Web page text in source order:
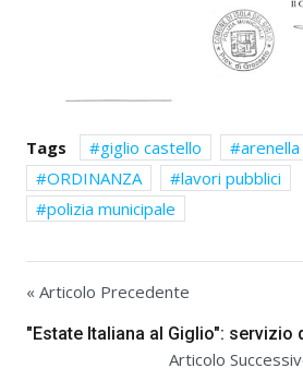
Tags giglio castello arenella
ORDINANZA
lavori pubblici
polizia municipale
« Articolo Precedente
"Estate Italiana al Giglio": servizio
Articolo